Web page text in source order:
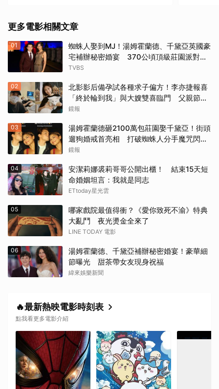
《撕裂地平線》（1997）
《變人》（1999）
《鋼鐵墳墓》（2013）
《震盪效應》(2015)
《網住愛情》（2004）
其他（歡迎貼文分享）
更多電影相關文章
01
蜘蛛人娶到MJ！湯姆霍蘭德、千黛亞英國豪
宅補辦秘密婚宴 370公頃頂級莊園派對曝
光
TVBS
02
北影影后備孕試各種求子偏方！李亦捷報喜
「終於輪到我」與大嫂雙喜臨門 父親節喊
話亡父：他一定在笑
鏡報
03
湯姆霍蘭德砸2100萬包莊園娶千黛亞！街頭
遛狗婚戒首亮相 打破蜘蛛人分手魔咒閃爆
全場
鏡報
04
安潔莉娜裘莉哥哥公開出櫃！ 結束15天短
命婚姻坦言：我就是同志
ETtoday星光雲
05
哪家戲院最值得衝？《愛你致死不渝》特典
大亂鬥 夜光燙金全來了
LINE TODAY 電影
06
湯姆霍蘭德、千黛亞補辦秘密婚宴！豪華細
節曝光 甜茶帶女友現身祝福
緯來娛樂新聞
🔥最新熱映電影時刻表
點我看更多電影介紹